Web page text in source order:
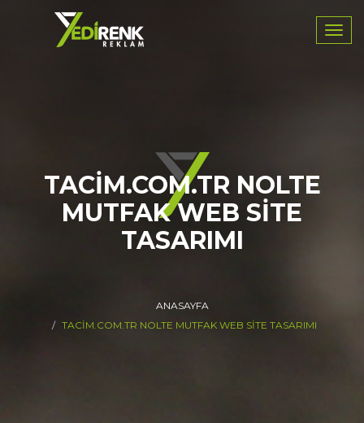
TACIM.COM.TR NOLTE
MUTFAK WEB SITE
TASARIMI
ANASAYFA
TACIM.COM.TR NOLTE MUTFAK WEB SITE TASARIMI